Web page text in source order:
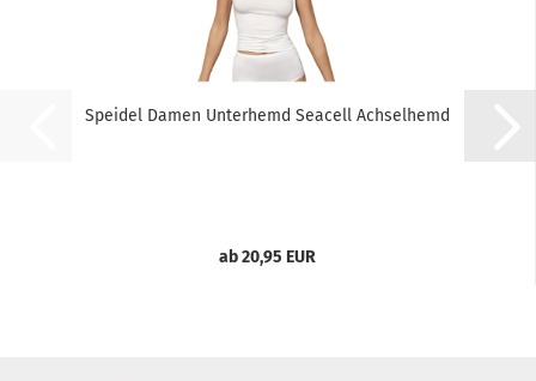
Speidel Damen Unterhemd Seacell Achselhemd
ab 20,95 EUR